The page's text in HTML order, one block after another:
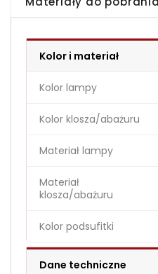
Kolor i materiał
Kolor lampy
Kolor klosza/abażuru
Materiał lampy
Materiał
klosza/abażuru
Kolor podsufitki
Dane techniczne